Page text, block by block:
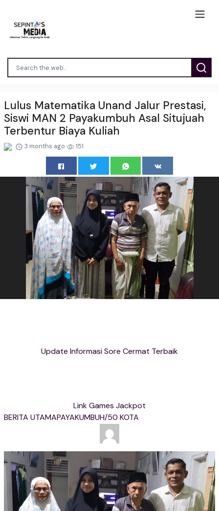
Lulus Matematika Unand Jalur Prestasi,
Siswi MAN 2 Payakumbuh Asal Situjuah
Terbentur Biaya Kuliah
3 months ago 151
Update Informasi Sore Cermat Terbaik
Link Games Jackpot
BERITA UTAMAPAYAKUMBUH/50 KOTA